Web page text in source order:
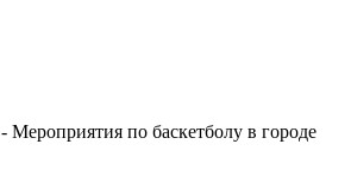
- Мероприятия по баскетболу в городе